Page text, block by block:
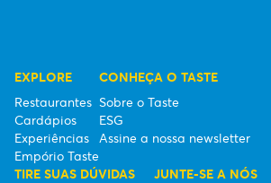
EXPLORE
Restaurantes
Cardápios
Experiências
Empório Taste
CONHEÇA O TASTE
Sobre o Taste
ESG
Assine a nossa newsletter
TIRE SUAS DÚVIDAS
JUNTE-SE A NÓS